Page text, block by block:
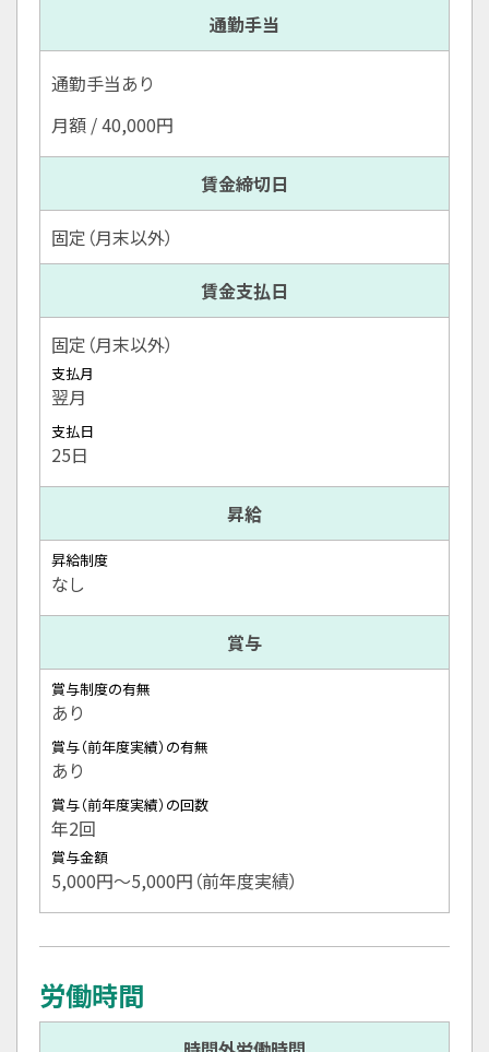
通勤手当
通勤手当あり
月額 / 40,000円
賃金締切日
固定（月末以外）
賃金支払日
固定（月末以外）
支払月
翌月
支払日
25日
昇給
昇給制度
なし
賞与
賞与制度の有無
あり
賞与（前年度実績）の有無
あり
賞与（前年度実績）の回数
年2回
賞与金額
5,000円〜5,000円（前年度実績）
労働時間